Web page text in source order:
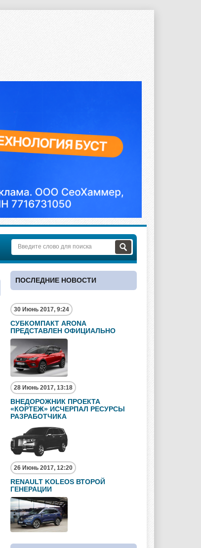
ПОСЛЕДНИЕ НОВОСТИ
30 Июнь 2017, 9:24
СУБКОМПАКТ ARONA
ПРЕДСТАВЛЕН ОФИЦИАЛЬНО
28 Июнь 2017, 13:18
ВНЕДОРОЖНИК ПРОЕКТА
«КОРТЕЖ» ИСЧЕРПАЛ РЕСУРСЫ
РАЗРАБОТЧИКА
26 Июнь 2017, 12:20
RENAULT KOLEOS ВТОРОЙ
ГЕНЕРАЦИИ